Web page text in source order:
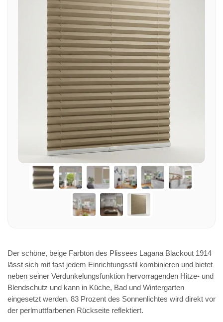
Der schöne, beige Farbton des Plissees Lagana Blackout 1914
lässt sich mit fast jedem Einrichtungsstil kombinieren und bietet
neben seiner Verdunkelungsfunktion hervorragenden Hitze- und
Blendschutz und kann in Küche, Bad und Wintergarten
eingesetzt werden. 83 Prozent des Sonnenlichtes wird direkt vor
der perlmuttfarbenen Rückseite reflektiert.